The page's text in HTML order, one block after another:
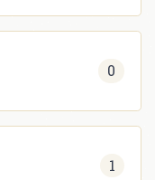
0
1